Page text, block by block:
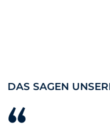
DAS SAGEN